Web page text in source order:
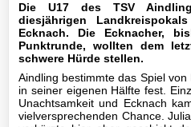
III-
Mannschaft
Seniorenfußball
Jugendfußball
Die U17 des TSV
diesjährigen
Ecknach. Die Ecknacher,
Punktrunde, wollten dem
schwere Hürde stellen.
Aindling bestimmte das Spiel
in seiner eigenen Hälfte fest.
Unachtsamkeit und Ecknach
vielversprechenden Chance.